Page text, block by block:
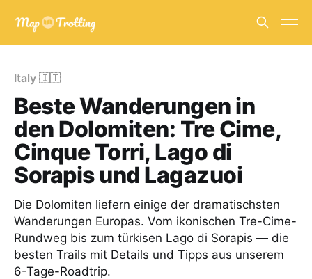
Italy 🇮🇹
Beste Wanderungen in
den Dolomiten: Tre Cime,
Cinque Torri, Lago di
Sorapis und Lagazuoi
Die Dolomiten liefern einige der dramatischsten
Wanderungen Europas. Vom ikonischen Tre-Cime-
Rundweg bis zum türkisen Lago di Sorapis — die
besten Trails mit Details und Tipps aus unserem
6-Tage-Roadtrip.